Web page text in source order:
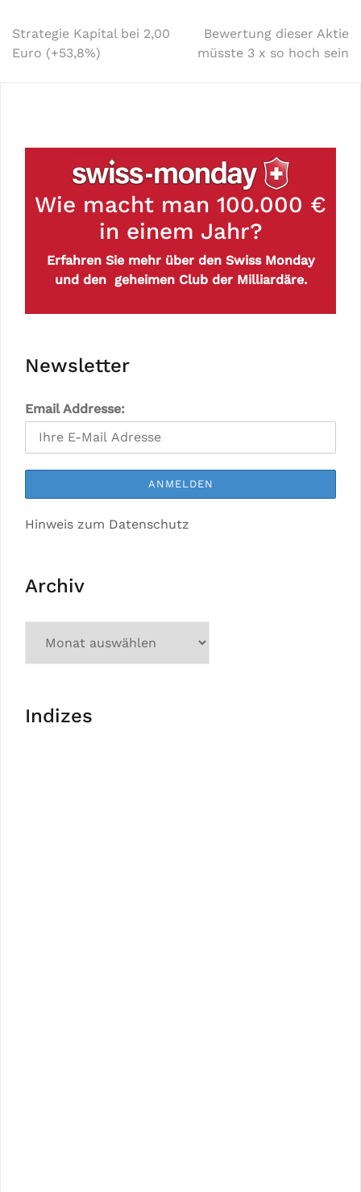
Strategie Kapital bei 2,00
Euro (+53,8%)
Bewertung dieser Aktie
müsste 3 x so hoch sein
Wie macht man 100.000 €
in einem Jahr?
Erfahren Sie mehr über den Swiss Monday
und den geheimen Club der Milliardäre.
Newsletter
Email Addresse:
Hinweis zum Datenschutz
Archiv
Indizes